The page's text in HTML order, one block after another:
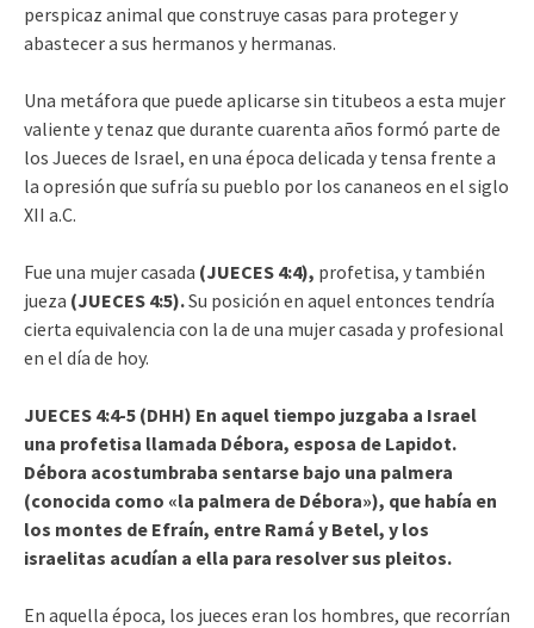
perspicaz animal que construye casas para proteger y
abastecer a sus hermanos y hermanas.
Una metáfora que puede aplicarse sin titubeos a esta mujer
valiente y tenaz que durante cuarenta años formó parte de
los Jueces de Israel, en una época delicada y tensa frente a
la opresión que sufría su pueblo por los cananeos en el siglo
XII a.C.
Fue una mujer casada (JUECES 4:4), profetisa, y también
jueza (JUECES 4:5).Su posición en aquel entonces tendría
cierta equivalencia con la de una mujer casada y profesional
en el día de hoy.
JUECES 4:4-5 (DHH) En aquel tiempo juzgaba a Israel
una profetisa llamada Débora, esposa de Lapidot.
Débora acostumbraba sentarse bajo una palmera
(conocida como «la palmera de Débora»), que había en
los montes de Efraín, entre Ramá y Betel, y los
israelitas acudían a ella para resolver sus pleitos.
En aquella época, los jueces eran los hombres, que recorrían